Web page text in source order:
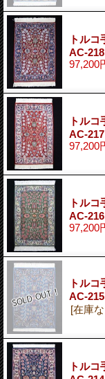
トル
AC-218
97,200
トル
AC-217
97,200
トル
AC-216
97,200
トル
AC-215
[在庫
トル